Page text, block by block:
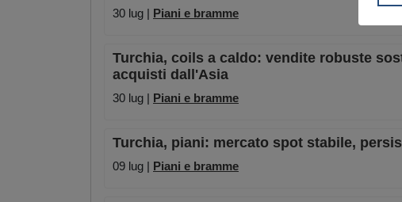
30 lug | Piani e bramme
Turchia, coils a caldo: vendite robuste
acquisti dall'Asia
30 lug | Piani e bramme
Turchia, piani: mercato spot stabile,
09 lug | Piani e bramme